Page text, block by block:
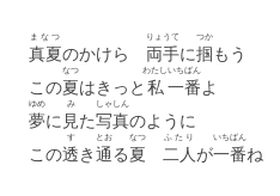
真夏
まなつ
のかけら 両手
りょうて
に掴
つか
もう
この夏
なつ
はきっと 私
わたし
一番
いちばん
よ
夢
ゆめ
に 見
み
た写真
しゃしん
のように
この透
す
き通
とお
る夏
なつ
二人
ふたり
が一番
いちばん
ね